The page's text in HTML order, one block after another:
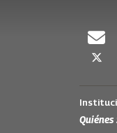
Quiénes